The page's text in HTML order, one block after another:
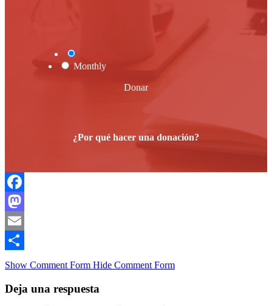
Monthly
Donar
¿Por qué hacer una donación?
Facebook
Mastodon
Email
Compartir
Show Comment Form Hide Comment Form
Deja una respuesta